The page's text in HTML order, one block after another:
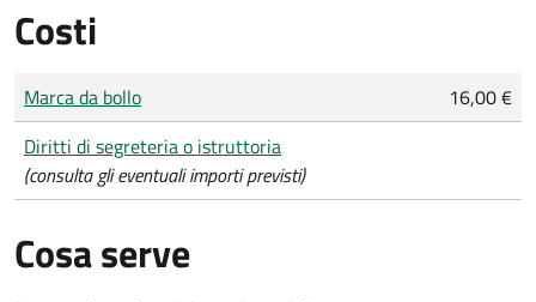
Costi
Tipo di pagamento
Importo
Marca da bollo
16,00 €
Diritti di segreteria o istruttoria
(consulta gli eventuali importi previsti)
Cosa serve